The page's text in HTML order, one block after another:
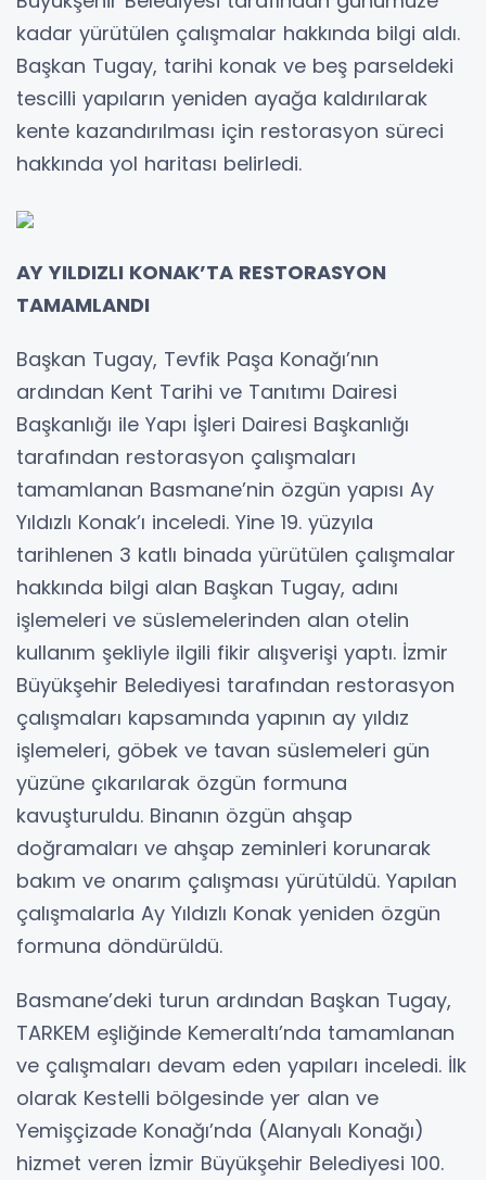
kadar yürütülen çalışmalar hakkında bilgi aldı.
Başkan Tugay, tarihi konak ve beş parseldeki
tescilli yapıların yeniden ayağa kaldırılarak
kente kazandırılması için restorasyon süreci
hakkında yol haritası belirledi.
AY YILDIZLI KONAK’TA RESTORASYON
TAMAMLANDI
Başkan Tugay, Tevfik Paşa Konağı’nın
ardından Kent Tarihi ve Tanıtımı Dairesi
Başkanlığı ile Yapı İşleri Dairesi Başkanlığı
tarafından restorasyon çalışmaları
tamamlanan Basmane’nin özgün yapısı Ay
Yıldızlı Konak’ı inceledi. Yine 19. yüzyıla
tarihlenen 3 katlı binada yürütülen çalışmalar
hakkında bilgi alan Başkan Tugay, adını
işlemeleri ve süslemelerinden alan otelin
kullanım şekliyle ilgili fikir alışverişi yaptı. İzmir
Büyükşehir Belediyesi tarafından restorasyon
çalışmaları kapsamında yapının ay yıldız
işlemeleri, göbek ve tavan süslemeleri gün
yüzüne çıkarılarak özgün formuna
kavuşturuldu. Binanın özgün ahşap
doğramaları ve ahşap zeminleri korunarak
bakım ve onarım çalışması yürütüldü. Yapılan
çalışmalarla Ay Yıldızlı Konak yeniden özgün
formuna döndürüldü.
Basmane’deki turun ardından Başkan Tugay,
TARKEM eşliğinde Kemeraltı’nda tamamlanan
ve çalışmaları devam eden yapıları inceledi. İlk
olarak Kestelli bölgesinde yer alan ve
Yemişçizade Konağı’nda (Alanyalı Konağı)
hizmet veren İzmir Büyükşehir Belediyesi 100.